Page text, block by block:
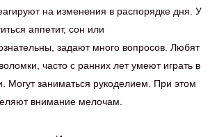
на изменения в распорядке дня. У
аппетит, сон или
задают много вопросов. Любят
часто с ранних лет умеют играть в
заниматься рукоделием. При этом
внимание мелочам.